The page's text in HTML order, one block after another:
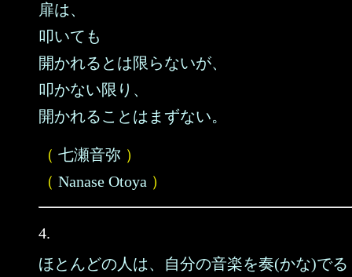
扉は、
叩いても
開かれるとは限らないが、
叩かない限り、
開かれることはまずない。
（ 七瀬音弥 ）
（ Nanase Otoya ）
4.
ほとんどの人は、自分の音楽を奏(かな)でる